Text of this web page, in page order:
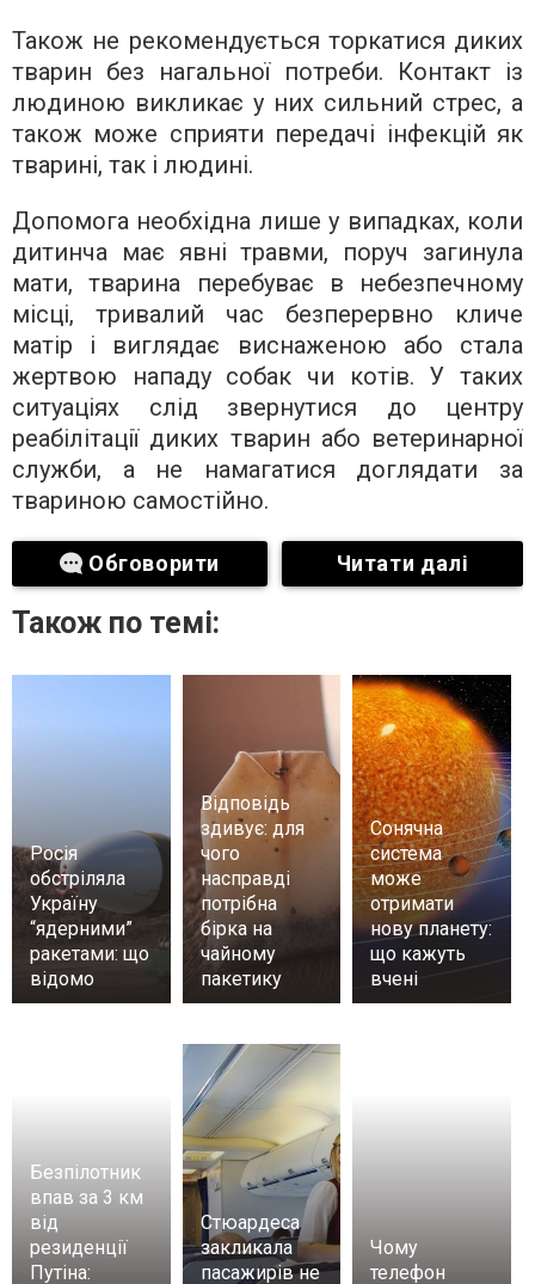
Також не рекомендується торкатися диких
тварин без нагальної потреби. Контакт із
людиною викликає у них сильний стрес, а
також може сприяти передачі інфекцій як
тварині, так і людині.
Допомога необхідна лише у випадках, коли
дитинча має явні травми, поруч загинула
мати, тварина перебуває в небезпечному
місці, тривалий час безперервно кличе
матір і виглядає виснаженою або стала
жертвою нападу собак чи котів. У таких
ситуаціях слід звернутися до центру
реабілітації диких тварин або ветеринарної
служби, а не намагатися доглядати за
твариною самостійно.
Обговорити Читати далі
Також по темі:
Росія
обстріляла
Україну
“ядерними”
ракетами: що
відомо
Відповідь
здивує: для
чого
насправді
потрібна
бірка на
чайному
пакетику
Сонячна
система
може
отримати
нову планету:
що кажуть
вчені
Безпілотник
впав за 3 км
від
резиденції
Путіна:
Стюардеса
закликала
пасажирів не
Чому
телефон